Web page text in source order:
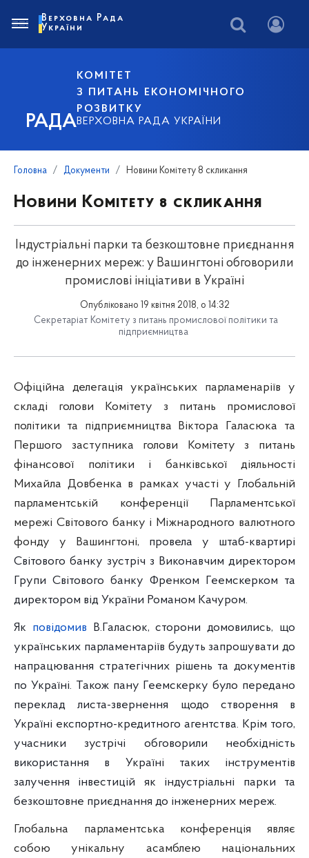
РАДА
КОМІТЕТ
З ПИТАНЬ ЕКОНОМІЧНОГО
РОЗВИТКУ
ВЕРХОВНА РАДА УКРАЇНИ
Верховна Рада
України
Головна Документи Новини Комітету 8 скликання
Новини Комітету 8 скликання
Індустріальні парки та безкоштовне приєднання
до інженерних мереж: у Вашингтоні обговорили
промислові ініціативи в Україні
Опубліковано 19 квітня 2018, о 14:32
Секретаріат Комітету з питань промислової політики та
підприємництва
Офіційна делегація українських парламенаріїв у
складі голови Комітету з питань промислової
політики та підприємництва Віктора Галасюка та
Першого заступника голови Комітету з питань
фінансової політики і банківської діяльності
Михайла Довбенка в рамках участі у Глобальній
парламентській конференції Парламентської
мережі Світового банку і Міжнародного валютного
фонду у Вашингтоні,
провела у штаб-квартирі
Світового банку зустріч з Виконавчим директором
Групи Світового банку Френком Геемскерком та
директором від України Романом Качуром.
Як повідомив В.Галасюк, сторони домовились, що
українських парламентаріїв будуть запрошувати до
напрацювання стратегічних рішень та документів
по Україні. Також пану Геемскерку було передано
переклад листа-звернення щодо створення в
Україні експортно-кредитного агентства. Крім того,
учасники зустрічі обговорили необхідність
використання в Україні таких інструментів
залучення інвестицій як індустріальні парки та
безкоштовне приєднання до інженерних мереж.
Глобальна парламентська конференція являє
собою унікальну асамблею національних